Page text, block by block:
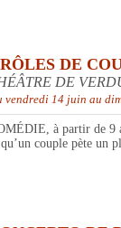
DE
DE
vendredi 14 juin au
à partir de 9
couple pète un